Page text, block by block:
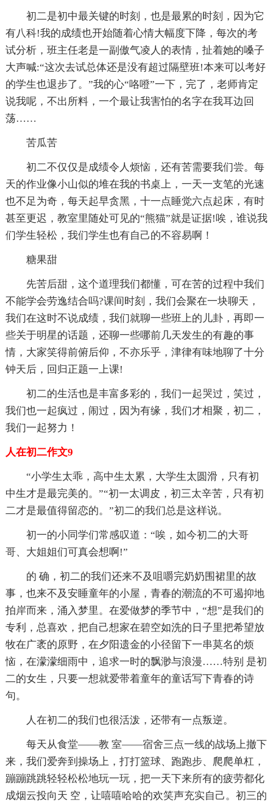
初二是初中最关键的时刻，也是最累的时刻，因为它
有八科!我的成绩也开始随着心情大幅度下降，每次的考
试分析，班主任老是一副傲气凌人的表情，扯着她的嗓子
大声喊:“这次去试总体还是没有超过隔壁班!本来可以考好
的学生也退步了。”我的心“咯噔”一下，完了，老师肯定
说我呢，不出所料，一个最让我害怕的名字在我耳边回
荡……
苦瓜苦
初二不仅仅是成绩令人烦恼，还有苦需要我们尝。每
天的作业像小山似的堆在我的书桌上，一天一支笔的光速
也不足为奇，每天起早贪黑，十一点睡觉六点起床，有时
甚至更迟，教室里随处可见的“熊猫”就是证据!唉，谁说我
们学生轻松，我们学生也有自己的不容易啊！
糖果甜
先苦后甜，这个道理我们都懂，可在苦的过程中我们
不能学会劳逸结合吗?课间时刻，我们会聚在一块聊天，
我们在这时不说成绩，我们就聊一些班上的儿卦，再即一
些关于明星的话题，还聊一些哪前几天发生的有趣的事
情，大家笑得前俯后仰，不亦乐乎，津律有味地聊了十分
钟天后，回归正题一上课!
初二的生活也是丰富多彩的，我们一起哭过，笑过，
我们也一起疯过，闹过，因为有缘，我们才相聚，初二，
我们一起努力！
人在初二作文9
“小学生太乖，高中生太累，大学生太圆滑，只有初
中生才是最完美的。”“初一太调皮，初三太辛苦，只有初
二才是最值得留恋的。”初二的我们总是这样说。
初一的小同学们常感叹道：“唉，如今初二的大哥
哥、大姐姐们可真会想啊!”
的 确，初二的我们还来不及咀嚼完奶奶围裙里的故
事，也来不及安睡童年的小屋，青春的潮流的不可遏抑地
拍岸而来，涌入梦里。在爱做梦的季节中，“想”是我们的
专利，总喜欢，把自己想家在碧空如洗的日子里把希望放
牧在广袤的原野，在夕阳遗金的小径留下一串莫名的烦
恼，在濛濛细雨中，追求一时的飘渺与浪漫……特别 是初
二的女生，只要一想就爱带着童年的童话写下青春的诗
句。
人在初二的我们也很活泼，还带有一点叛逆。
每天从食堂——教 室——宿舍三点一线的战场上撤下
来，我们爱奔到操场上，打打篮球、跑跑步、爬爬单杠，
蹦蹦跳跳轻轻松松地玩一玩，把一天下来所有的疲劳都化
成烟云投向天 空，让嘻嘻哈哈的欢笑声充实自己。初三的